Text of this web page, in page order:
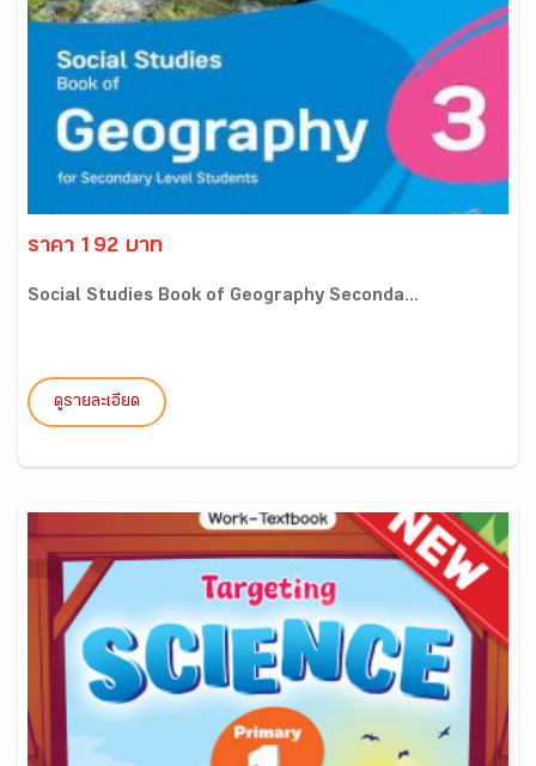
ราคา 192 บาท
Social Studies Book of Geography Seconda...
ดูรายละเอียด